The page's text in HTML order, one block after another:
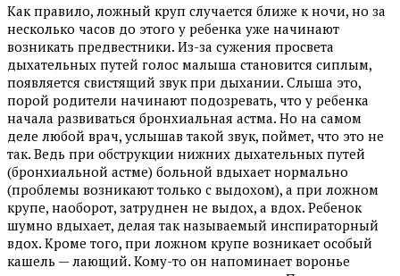
Как правило, ложный круп случается ближе к ночи, но за
несколько часов до этого у ребенка уже начинают
возникать предвестники. Из-за сужения просвета
дыхательных путей голос малыша становится сиплым,
появляется свистящий звук при дыхании. Слыша это,
порой родители начинают подозревать, что у ребенка
начала развиваться бронхиальная астма. Но на самом
деле любой врач, услышав такой звук, поймет, что это не
так. Ведь при обструкции нижних дыхательных путей
(бронхиальной астме) больной вдыхает нормально
(проблемы возникают только с выдохом), а при ложном
крупе, наоборот, затруднен не выдох, а вдох. Ребенок
шумно вдыхает, делая так называемый инспираторный
вдох. Кроме того, при ложном крупе возникает особый
кашель — лающий. Кому-то он напоминает воронье